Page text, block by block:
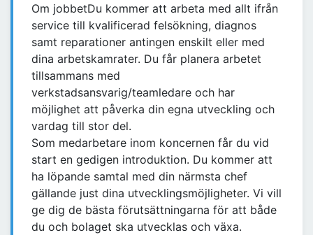
Om jobbetDu kommer att arbeta med allt ifrån
service till kvalificerad felsökning, diagnos
samt reparationer antingen enskilt eller med
dina arbetskamrater. Du får planera arbetet
tillsammans med
verkstadsansvarig/teamledare och har
möjlighet att påverka din egna utveckling och
vardag till stor del.
Som medarbetare inom koncernen får du vid
start en gedigen introduktion. Du kommer att
ha löpande samtal med din närmsta chef
gällande just dina utvecklingsmöjligheter. Vi vill
ge dig de bästa förutsättningarna för att både
du och bolaget ska utvecklas och växa.